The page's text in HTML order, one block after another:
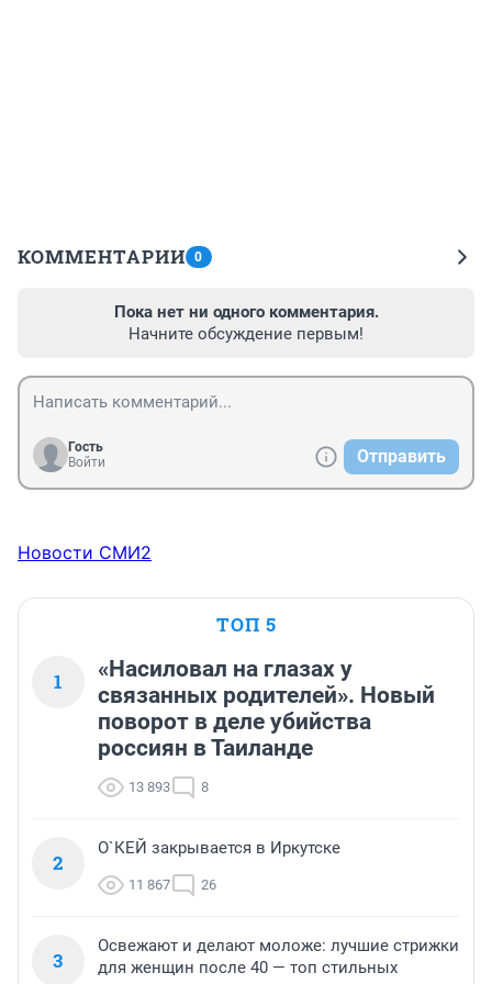
КОММЕНТАРИИ 0
Пока нет ни одного комментария.
Начните обсуждение первым!
Гость
Войти
Отправить
Новости СМИ2
ТОП 5
1
«Насиловал на глазах у
связанных родителей». Новый
поворот в деле убийства
россиян в Таиланде
13 893 8
2
О`КЕЙ закрывается в Иркутске
11 867 26
3
Освежают и делают моложе: лучшие стрижки
для женщин после 40 — топ стильных